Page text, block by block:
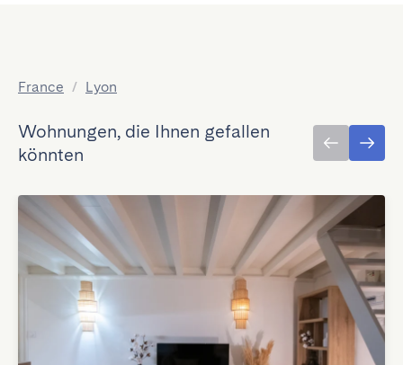
France / Lyon
Wohnungen, die Ihnen gefallen
könnten